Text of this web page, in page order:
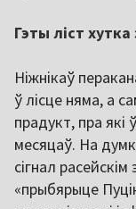
Гэты ліст
Ніжнікаў
ў лісце няма, а
прадукт, пра які
месяцаў. На
сігнал
«прыбярыце